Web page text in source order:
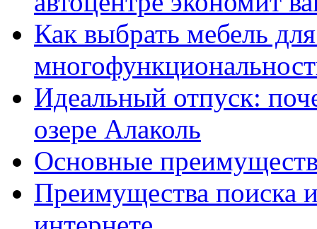
Как выбрать мебель
Идеальный отпуск:
озере Алаколь
Основные
Преимущества поиска